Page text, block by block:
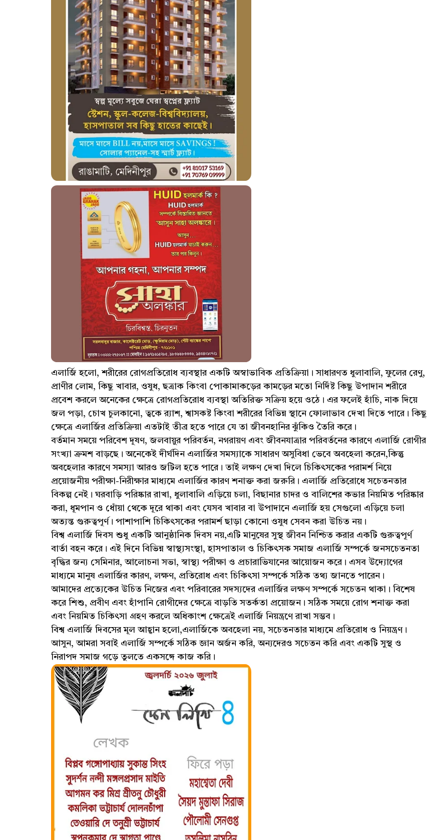
এলার্জি হলো, শরীরের রোগপ্রতিরোধ ব্যবস্থার একটি অস্বাভাবিক প্রতিক্রিয়া। সাধারণত ধুলাবালি, ফুলের রেণু,
প্রাণীর লোম, কিছু খাবার, ওষুধ, ছত্রাক কিংবা পোকামাকড়ের কামড়ের মতো নির্দিষ্ট কিছু উপাদান শরীরে
প্রবেশ করলে অনেকের ক্ষেত্রে রোগপ্রতিরোধ ব্যবস্থা অতিরিক্ত সক্রিয় হয়ে ওঠে। এর ফলেই হাঁচি, নাক দিয়ে
জল পড়া, চোখ চুলকানো, ত্বকে র‍্যাশ, শ্বাসকষ্ট কিংবা শরীরের বিভিন্ন স্থানে ফোলাভাব দেখা দিতে পারে। কিছু
ক্ষেত্রে এলার্জির প্রতিক্রিয়া এতটাই তীব্র হতে পারে যে তা জীবনহানির ঝুঁকিও তৈরি করে।
বর্তমান সময়ে পরিবেশ দূষণ, জলবায়ুর পরিবর্তন, নগরায়ণ এবং জীবনযাত্রার পরিবর্তনের কারণে এলার্জি রোগীর
সংখ্যা ক্রমশ বাড়ছে। অনেকেই দীর্ঘদিন এলার্জির সমস্যাকে সাধারণ অসুবিধা ভেবে অবহেলা করেন,কিন্তু
অবহেলার কারণে সমস্যা আরও জটিল হতে পারে। তাই লক্ষণ দেখা দিলে চিকিৎসকের পরামর্শ নিয়ে
প্রয়োজনীয় পরীক্ষা-নিরীক্ষার মাধ্যমে এলার্জির কারণ শনাক্ত করা জরুরি। এলার্জি প্রতিরোধে সচেতনতার
বিকল্প নেই। ঘরবাড়ি পরিষ্কার রাখা, ধুলাবালি এড়িয়ে চলা, বিছানার চাদর ও বালিশের কভার নিয়মিত পরিষ্কার
করা, ধূমপান ও ধোঁয়া থেকে দূরে থাকা এবং যেসব খাবার বা উপাদানে এলার্জি হয় সেগুলো এড়িয়ে চলা
অত্যন্ত গুরুত্বপূর্ণ। পাশাপাশি চিকিৎসকের পরামর্শ ছাড়া কোনো ওষুধ সেবন করা উচিত নয়।
বিশ্ব এলার্জি দিবস শুধু একটি আনুষ্ঠানিক দিবস নয়,এটি মানুষের সুস্থ জীবন নিশ্চিত করার একটি গুরুত্বপূর্ণ
বার্তা বহন করে। এই দিনে বিভিন্ন স্বাস্থ্যসংস্থা, হাসপাতাল ও চিকিৎসক সমাজ এলার্জি সম্পর্কে জনসচেতনতা
বৃদ্ধির জন্য সেমিনার, আলোচনা সভা, স্বাস্থ্য পরীক্ষা ও প্রচারাভিযানের আয়োজন করে। এসব উদ্যোগের
মাধ্যমে মানুষ এলার্জির কারণ, লক্ষণ, প্রতিরোধ এবং চিকিৎসা সম্পর্কে সঠিক তথ্য জানতে পারেন।
আমাদের প্রত্যেকের উচিত নিজের এবং পরিবারের সদস্যদের এলার্জির লক্ষণ সম্পর্কে সচেতন থাকা। বিশেষ
করে শিশু, প্রবীণ এবং হাঁপানি রোগীদের ক্ষেত্রে বাড়তি সতর্কতা প্রয়োজন। সঠিক সময়ে রোগ শনাক্ত করা
এবং নিয়মিত চিকিৎসা গ্রহণ করলে অধিকাংশ ক্ষেত্রেই এলার্জি নিয়ন্ত্রণে রাখা সম্ভব।
বিশ্ব এলার্জি দিবসের মূল আহ্বান হলো,এলার্জিকে অবহেলা নয়, সচেতনতার মাধ্যমে প্রতিরোধ ও নিয়ন্ত্রণ।
আসুন, আমরা সবাই এলার্জি সম্পর্কে সঠিক জ্ঞান অর্জন করি, অন্যদেরও সচেতন করি এবং একটি সুস্থ ও
নিরাপদ সমাজ গড়ে তুলতে একসঙ্গে কাজ করি।